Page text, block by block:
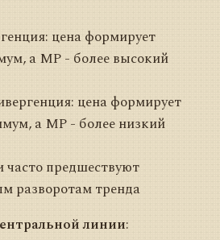
цена формирует
а MP - более высокий
цена формирует
а MP - более низкий
часто предшествуют
разворотам тренда
линии: